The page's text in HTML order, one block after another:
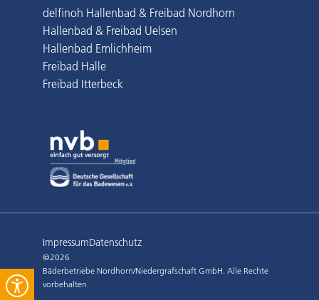
delfinoh Hallenbad & Freibad Nordhorn
Hallenbad & Freibad Uelsen
Hallenbad Emlichheim
Freibad Halle
Freibad Itterbeck
©2026
Bäderbetriebe Nordhorn/Niedergrafschaft GmbH. Alle Rechte
vorbehalten.
ImpressumDatenschutz